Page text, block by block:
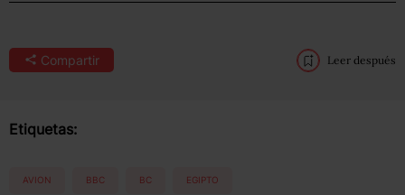
Compartir Leer después
Etiquetas:
AVION BBC BC EGIPTO